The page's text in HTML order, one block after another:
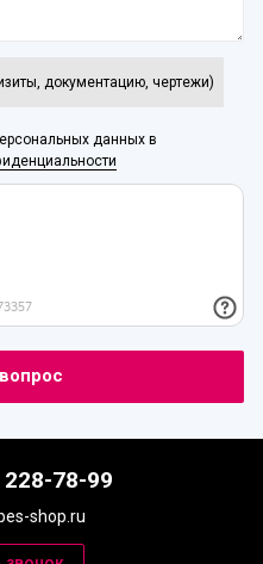
документацию, чертежи)
данных в
78-99
shop.ru